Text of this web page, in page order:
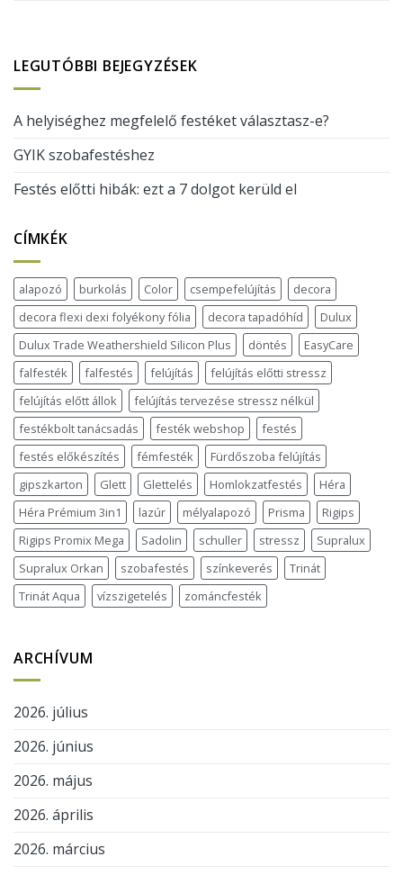
LEGUTÓBBI BEJEGYZÉSEK
A helyiséghez megfelelő festéket választasz-e?
GYIK szobafestéshez
Festés előtti hibák: ezt a 7 dolgot kerüld el
CÍMKÉK
alapozó burkolás Color csempefelújítás
decora
decora flexi dexi folyékony fólia
decora tapadóhíd
Dulux
Dulux Trade Weathershield Silicon Plus
döntés
EasyCare
falfesték
falfestés felújítás
felújítás előtti stressz
felújítás előtt állok
felújítás tervezése stressz nélkül
festékbolt tanácsadás
festék webshop
festés
festés előkészítés
fémfesték
Fürdőszoba felújítás
gipszkarton
Glett Glettelés Homlokzatfestés
Héra
Héra Prémium 3in1
lazúr mélyalapozó Prisma
Rigips
Rigips Promix Mega
Sadolin schuller stressz
Supralux
Supralux Orkan
szobafestés színkeverés
Trinát
Trinát Aqua
vízszigetelés zománcfesték
ARCHÍVUM
2026. július
2026. június
2026. május
2026. április
2026. március